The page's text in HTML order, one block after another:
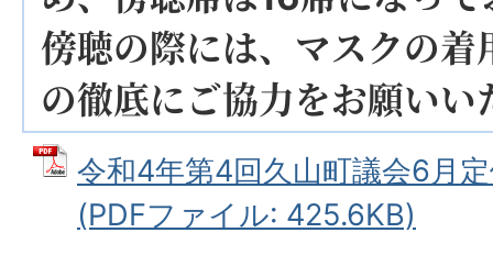
傍聴の際には、マスクの着
の徹底にご協力をお願いい
令和4年第4回久山町議会6月
(PDFファイル: 425.6KB)